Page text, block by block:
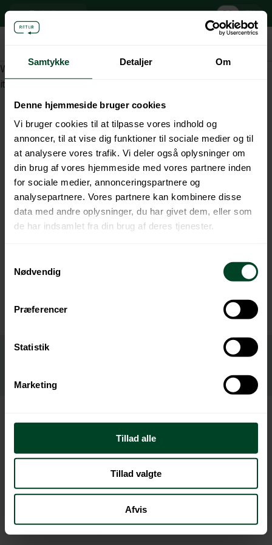
Samtykke Detaljer Om
Denne hjemmeside bruger cookies
Vi bruger cookies til at tilpasse vores indhold og
annoncer, til at vise dig funktioner til sociale medier og til
at analysere vores trafik. Vi deler også oplysninger om
din brug af vores hjemmeside med vores partnere inden
for sociale medier, annonceringspartnere og
analysepartnere. Vores partnere kan kombinere disse
data med andre oplysninger, du har givet dem, eller som
de har indsamlet fra din brug af deres tjenester.
Nødvendig
Præferencer
Statistik
Marketing
Tillad alle
Tillad valgte
Afvis
Emballage DA EN
Welcome to WordPress. This is your first post. Edit or delete
it, then start writing!
Læs vores persondatapolitik her